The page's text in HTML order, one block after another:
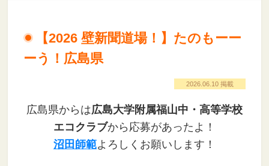
【2026 壁新聞道場！】たのもーー
ーう！広島県
2026.06.10 掲載
広島県からは広島大学附属福山中・高等学校
エコクラブから応募があったよ！
沼田師範よろしくお願いします！